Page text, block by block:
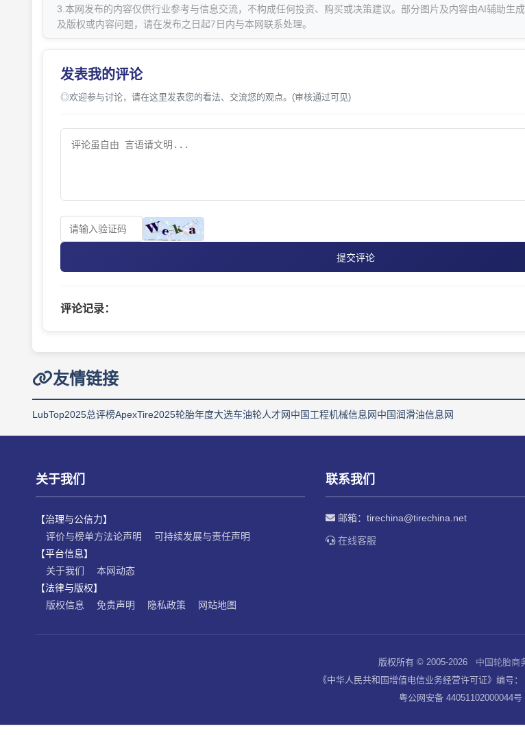
3.本网发布的内容仅供行业参考与信息交流，不构成任何投资、购买或决策建议。部分图片及内容由AI辅助生
及版权或内容问题，请在发布之日起7日内与本网联系处理。
发表我的评论
◎欢迎参与讨论，请在这里发表您的看法、交流您的观点。(审核通过可见)
提交评论
评论记录：
友情链接
LubTop2025总评榜ApexTire2025轮胎年度大选车油轮人才网中国工程机械信息网中国润滑油信息网
关于我们
【治理与公信力】
评价与榜单方法论声明
可持续发展与责任声明
【平台信息】
关于我们
本网动态
【法律与版权】
版权信息
免责声明 隐私政策 网站地图
联系我们
邮箱：tirechina@tirechina.net
在线客服
版权所有 © 2005-2026
中国轮胎商
《中华人民共和国增值电信业务经营许可证》编号：
粤公网安备 44051102000044号